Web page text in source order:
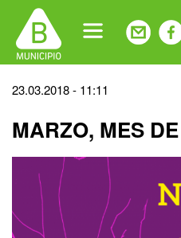
navigation
Back
top
23.03.2018 - 11:11
MARZO, MES